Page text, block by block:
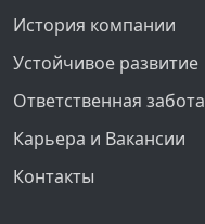
История компании
Устойчивое развитие
Ответственная забота
Карьера и Вакансии
Контакты